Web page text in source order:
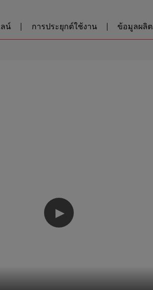
น์ การประยุกต์ใช้งาน ข้อมูลผลิ
▶